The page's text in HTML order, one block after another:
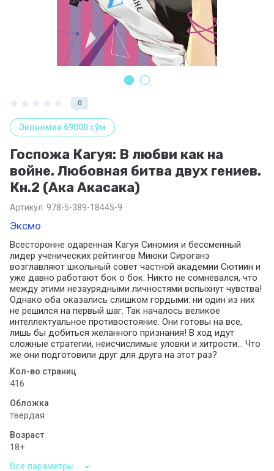
0
Экономия 69000 сўм
Госпожа Кагуя: В любви как на
войне. Любовная битва двух гениев.
Кн.2 (Ака Акасака)
Артикул: 978-5-389-18445-9
Эксмо
Всесторонне одаренная Кагуя Синомия и бессменный
лидер ученических рейтингов Миюки Сироганэ
возглавляют школьный совет частной академии Сютиин и
уже давно работают бок о бок. Никто не сомневался, что
между этими незаурядными личностями вспыхнут чувства!
Однако оба оказались слишком гордыми: ни один из них
не решился на первый шаг. Так началось великое
интеллектуальное противостояние. Они готовы на все,
лишь бы добиться желанного признания! В ход идут
сложные стратегии, неисчислимые уловки и хитрости… Что
же они подготовили друг для друга на этот раз?
Кол-во страниц
416
Обложка
твердая
Возраст
18+
Все параметры